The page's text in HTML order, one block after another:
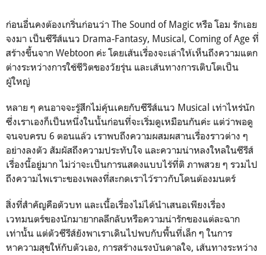
ก่อนอื่นคงต้องเกริ่นก่อนว่า The Sound of Magic หรือ โอม รักเอย
จงมา เป็นซีรีส์แนว Drama-Fantasy, Musical, Coming of Age ที่
สร้างขึ้นจาก Webtoon ค่ะ โดยเส้นเรื่องจะเล่าให้เห็นถึงความแตก
ต่างระหว่างการใช้ชีวิตของวัยรุ่น และเส้นทางการเติบโตเป็น
ผู้ใหญ่
หลาย ๆ คนอาจจะรู้สึกไม่คุ้นเคยกับซีรีส์แนว Musical เท่าไหร่นัก
ซึ่งเราเองก็เป็นหนึ่งในนั้นก่อนที่จะเริ่มดูเหมือนกันค่ะ แต่ว่าพอดู
จนจบครบ 6 ตอนแล้ว เราพบถึงความผสมผสานเรื่องราวต่าง ๆ
อย่างลงตัว สัมผัสถึงความประทับใจ และความน่าหลงใหลในซีรีส์
เรื่องนี้อยู่มาก ไม่ว่าจะเป็นการแสดงแบบไร้ที่ติ ภาพสวย ๆ รวมไป
ถึงความไพเราะของเพลงที่สะกดเราไว้ราวกับโดนต้องมนตร์
สิ่งที่สำคัญคือตัวบท และเนื้อเรื่องไม่ได้นำเสนอเพียงเรื่อง
เวทมนตร์ของนักมายากลลึกลับหรือความน่ารักของแต่ละฉาก
เท่านั้น แต่ตัวซีรีส์ยังพาเราเดินไปพบกับพื้นที่เล็ก ๆ ในการ
หาความสุขให้กับตัวเอง, การสร้างแรงบันดาลใจ, เส้นทางระหว่าง